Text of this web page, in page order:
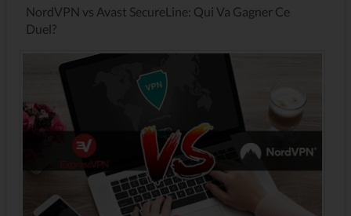
NordVPN vs Avast SecureLine: Qui Va Gagner Ce
Duel?